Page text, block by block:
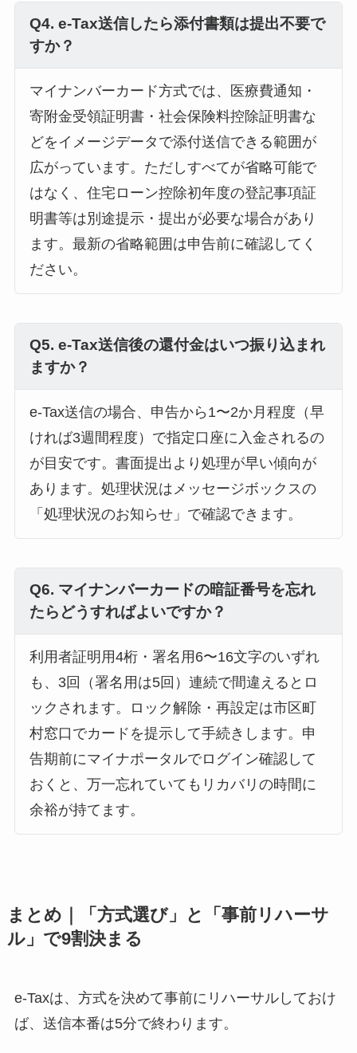
Q4. e-Tax送信したら添付書類は提出不要で
すか？
マイナンバーカード方式では、医療費通知・
寄附金受領証明書・社会保険料控除証明書な
どをイメージデータで添付送信できる範囲が
広がっています。ただしすべてが省略可能で
はなく、住宅ローン控除初年度の登記事項証
明書等は別途提示・提出が必要な場合があり
ます。最新の省略範囲は申告前に確認してく
ださい。
Q5. e-Tax送信後の還付金はいつ振り込まれ
ますか？
e-Tax送信の場合、申告から1〜2か月程度（早
ければ3週間程度）で指定口座に入金されるの
が目安です。書面提出より処理が早い傾向が
あります。処理状況はメッセージボックスの
「処理状況のお知らせ」で確認できます。
Q6. マイナンバーカードの暗証番号を忘れ
たらどうすればよいですか？
利用者証明用4桁・署名用6〜16文字のいずれ
も、3回（署名用は5回）連続で間違えるとロ
ックされます。ロック解除・再設定は市区町
村窓口でカードを提示して手続きします。申
告期前にマイナポータルでログイン確認して
おくと、万一忘れていてもリカバリの時間に
余裕が持てます。
まとめ｜「方式選び」と「事前リハーサ
ル」で9割決まる
e-Taxは、方式を決めて事前にリハーサルしておけ
ば、送信本番は5分で終わります。